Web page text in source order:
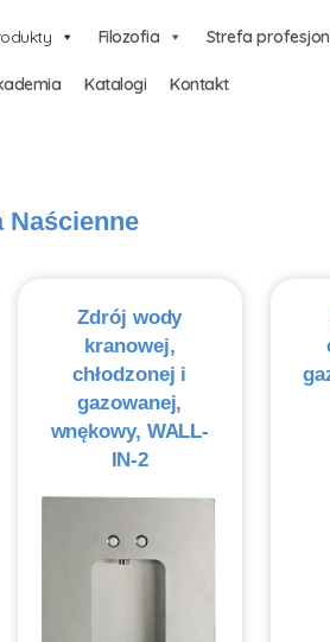
Filozofia Strefa
Katalogi Kontakt
Naścienne
Zdrój wody
kranowej,
chłodzonej i
gazowanej,
wnękowy, WALL-
IN-2